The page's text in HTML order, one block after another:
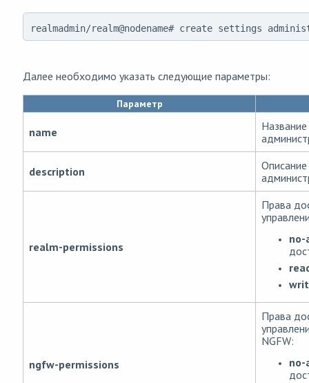
realmadmin/realm@nodename# create settings
Далее необходимо указать следующие параметры:
Параметр
name
description
realm-permissions
Права
no-
ngfw-permissions
Права
NGFW:
no-